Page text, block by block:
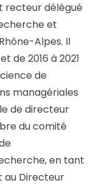
recteur délégué
et
Alpes. Il
de 2016 à 2021
de
managériales
de directeur
du comité
en tant
au Directeur